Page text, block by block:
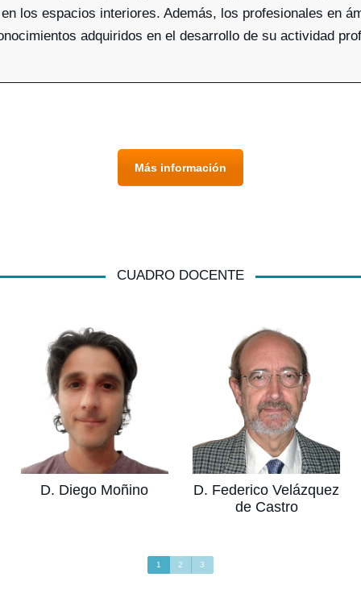
los espacios interiores. Además, los profesionales en
adquiridos en el desarrollo de su actividad
Más información
CUADRO DOCENTE
Ver más
D. Diego Moñino
D. Diego Moñino
Ver más
D. Federico Velázquez
de Castro
D. Federico Velázquez
de Castro
1 2 3